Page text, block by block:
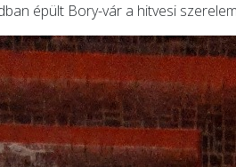
épült Bory-vár a hitvesi